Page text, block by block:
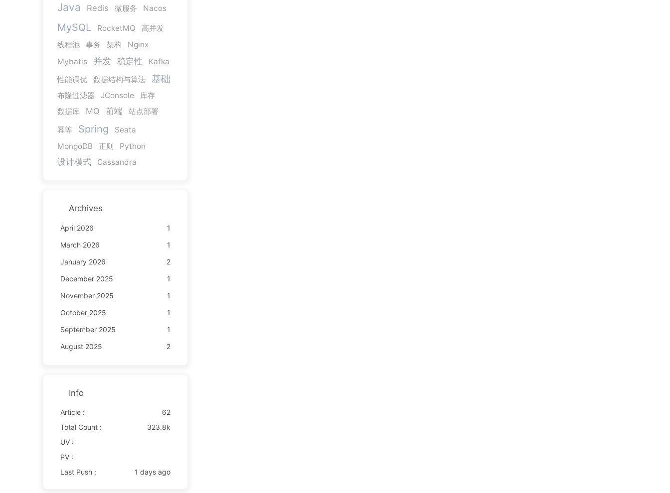
Java Redis 微服务 Nacos
MySQL RocketMQ
高并发
线程池
事务 架构
Nginx
Mybatis
并发 稳定性
Kafka
性能调优
数据结构与算法 基础
布隆过滤器 JConsole
库存
数据库
MQ 前端
站点部署
幂等
Spring
Seata
MongoDB
正则 Python
设计模式 Cassandra
Archives
April 2026
1
March 2026
1
January 2026
2
December 2025
1
November 2025
1
October 2025
1
September 2025
1
August 2025
2
Info
Article :
62
Total Count :
323.8k
UV :
PV :
Last Push :
1 days ago